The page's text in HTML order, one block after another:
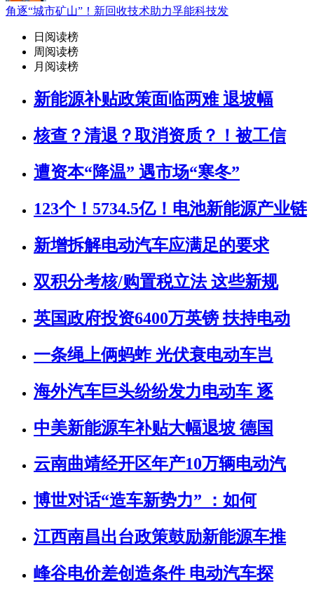
角逐“城市矿山”！新回收技术助力孚能科技发
日阅读榜
周阅读榜
月阅读榜
新能源补贴政策面临两难 退坡幅
核查？清退？取消资质？！被工信
遭资本“降温” 遇市场“寒冬”
123个！5734.5亿！电池新能源产业链
新增拆解电动汽车应满足的要求
双积分考核/购置税立法 这些新规
英国政府投资6400万英镑 扶持电动
一条绳上俩蚂蚱 光伏衰电动车岂
海外汽车巨头纷纷发力电动车 逐
中美新能源车补贴大幅退坡 德国
云南曲靖经开区年产10万辆电动汽
博世对话“造车新势力” ：如何
江西南昌出台政策鼓励新能源车推
峰谷电价差创造条件 电动汽车探